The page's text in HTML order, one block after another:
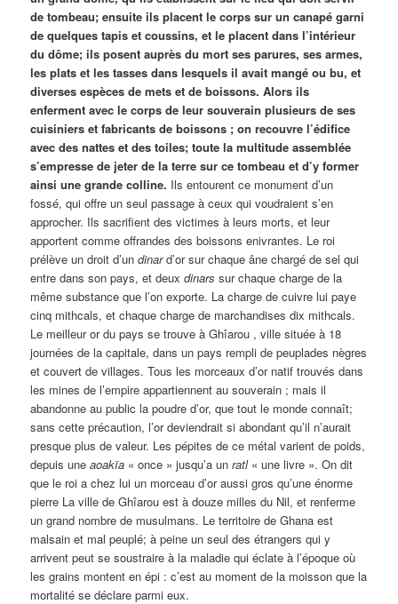
de tombeau; ensuite ils placent le corps sur un canapé garni
de quelques tapis et coussins, et le placent dans l’intérieur
du dôme; ils posent auprès du mort ses parures, ses armes,
les plats et les tasses dans lesquels il avait mangé ou bu, et
diverses espèces de mets et de boissons. Alors ils
enferment avec le corps de leur souverain plusieurs de ses
cuisiniers et fabricants de boissons ; on recouvre l’édifice
avec des nattes et des toiles; toute la multitude assemblée
s’empresse de jeter de la terre sur ce tombeau et d’y former
ainsi une grande colline. Ils entourent ce monument d’un
fossé, qui offre un seul passage à ceux qui voudraient s’en
approcher. Ils sacrifient des victimes à leurs morts, et leur
apportent comme offrandes des boissons enivrantes. Le roi
prélève un droit d’undinard’or sur chaque âne chargé de sel qui
entre dans son pays, et deuxdinarssur chaque charge de la
même substance que l’on exporte. La charge de cuivre lui paye
cinq mithcals, et chaque charge de marchandises dix mithcals.
Le meilleur or du pays se trouve à Ghîarou , ville située à 18
journées de la capitale, dans un pays rempli de peuplades nègres
et couvert de villages. Tous les morceaux d’or natif trouvés dans
les mines de l’empire appartiennent au souverain ; mais il
abandonne au public la poudre d’or, que tout le monde connaît;
sans cette précaution, l’or deviendrait si abondant qu’il n’aurait
presque plus de valeur. Les pépites de ce métal varient de poids,
depuis uneaoakïa « once » jusqu’a unratl « une livre ». On dit
que le roi a chez lui un morceau d’or aussi gros qu’une énorme
pierre La ville de Ghîarou est à douze milles du Nil, et renferme
un grand nombre de musulmans. Le territoire de Ghana est
malsain et mal peuplé; à peine un seul des étrangers qui y
arrivent peut se soustraire à la maladie qui éclate à l’époque où
les grains montent en épi : c’est au moment de la moisson que la
mortalité se déclare parmi eux.